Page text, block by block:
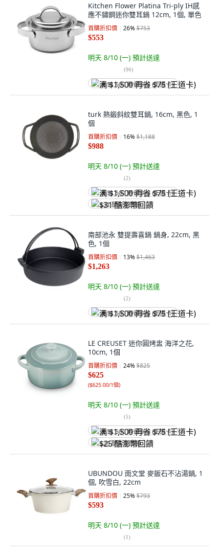
Kitchen Flower Platina Tri-ply IH感
應不鏽鋼迷你雙耳鍋 12cm, 1個, 單色
首購折扣價 26%$753
$553
明天 8/10 (一) 預計送達
(96)
满 $1,500 再省 $75 (王道卡)
turk 熱鍛斜紋雙耳鍋, 16cm, 黑色, 1
個
首購折扣價 16%$1,188
$988
明天 8/10 (一) 預計送達
(2)
满 $1,500 再省 $75 (王道卡)
$31 酷澎幣回饋
南部池永 雙提壽喜鍋 鍋身, 22cm, 黑
色, 1個
首購折扣價 13%$1,463
$1,263
明天 8/10 (一) 預計送達
(2)
满 $1,500 再省 $75 (王道卡)
LE CREUSET 迷你圓烤盅 海洋之花,
10cm, 1個
首購折扣價 24%$825
$625
($625.00/1個)
明天 8/10 (一) 預計送達
(5)
满 $1,500 再省 $75 (王道卡)
$25 酷澎幣回饋
UBUNDOU 雨文堂 麥飯石不沾湯鍋, 1
個, 吹雪白, 22cm
首購折扣價 25%$793
$593
明天 8/10 (一) 預計送達
(1)